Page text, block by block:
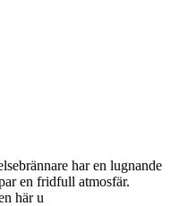
har en lugnande
en fridfull atmosfär.
här u